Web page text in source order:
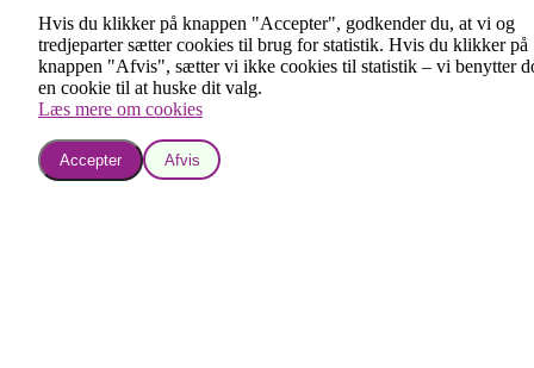
Hvis du klikker på knappen "Accepter", godkender du, at vi og
tredjeparter sætter cookies til brug for statistik. Hvis du klikker på
knappen "Afvis", sætter vi ikke cookies til statistik – vi benytter
en cookie til at huske dit valg.
Læs mere om cookies
Accepter Afvis